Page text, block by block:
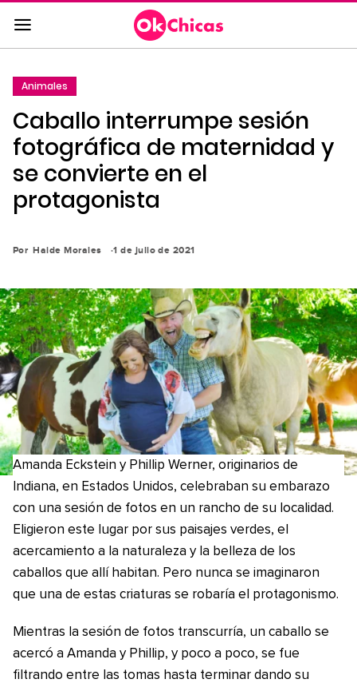
Saltar
al
contenido
a
la
navegación
principal
Animales
Caballo interrumpe sesión
fotográfica de maternidad y
se convierte en el
protagonista
Por Haide Morales 1 de julio de 2021
Amanda Eckstein y Phillip Werner, originarios de
Indiana, en Estados Unidos, celebraban su embarazo
con una sesión de fotos en un rancho de su localidad.
Eligieron este lugar por sus paisajes verdes, el
acercamiento a la naturaleza y la belleza de los
caballos que allí habitan. Pero nunca se imaginaron
que una de estas criaturas se robaría el protagonismo.
Mientras la sesión de fotos transcurría, un caballo se
acercó a Amanda y Phillip, y poco a poco, se fue
filtrando entre las tomas hasta terminar dando su